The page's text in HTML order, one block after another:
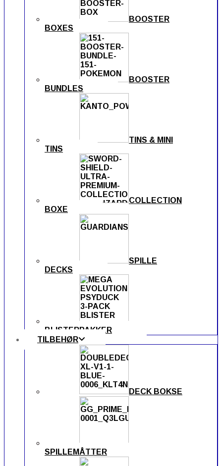
BOOSTER
BOXES
BOOSTER
BUNDLES
TINS & MINI
TINS
COLLECTION
BOXE
SPILLE
DECKS
BLISTERPAKKER
TILBEHØR
DECK BOKSE
SPILLEMÅTTER